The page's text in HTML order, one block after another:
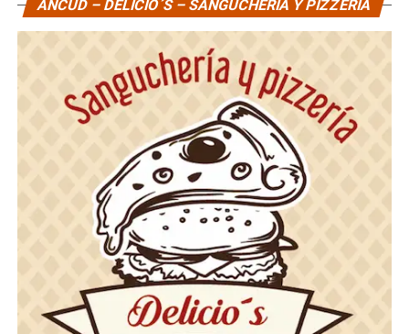
ANCUD – DELICIO´S – SANGUCHERÍA Y PIZZERÍA